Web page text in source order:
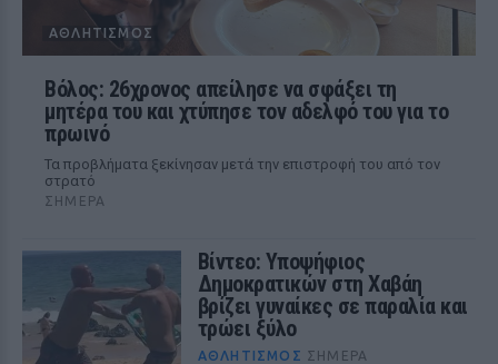
ΑΘΛΗΤΙΣΜΌΣ
Βόλος: 26χρονος απείλησε να σφάξει τη
μητέρα του και χτύπησε τον αδελφό του για το
πρωινό
Τα προβλήματα ξεκίνησαν μετά την επιστροφή του από τον
στρατό
ΣΉΜΕΡΑ
Βίντεο: Υποψήφιος
Δημοκρατικών στη Χαβάη
βρίζει γυναίκες σε παραλία και
τρώει ξύλο
ΑΘΛΗΤΙΣΜΌΣ ΣΉΜΕΡΑ